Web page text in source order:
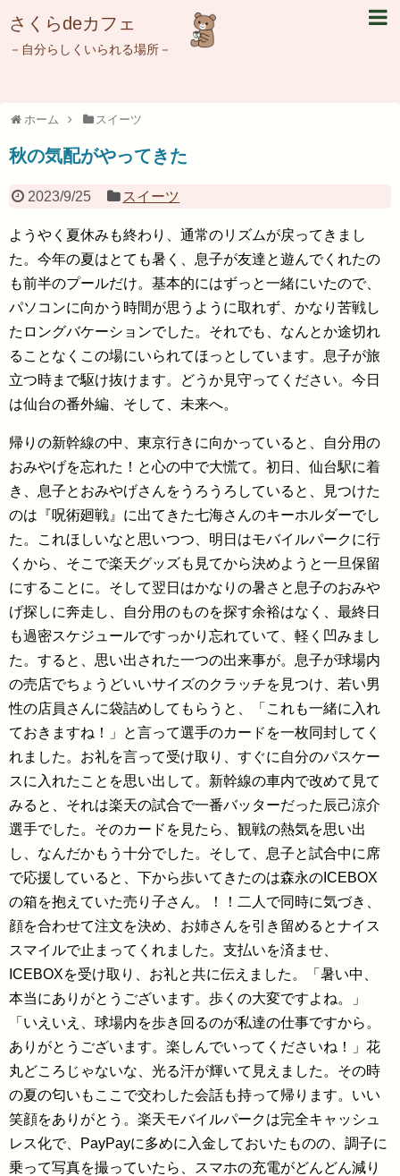
さくらdeカフェ
－自分らしくいられる場所－
ホーム スイーツ
秋の気配がやってきた
2023/9/25 スイーツ
ようやく夏休みも終わり、通常のリズムが戻ってきまし
た。今年の夏はとても暑く、息子が友達と遊んでくれたの
も前半のプールだけ。基本的にはずっと一緒にいたので、
パソコンに向かう時間が思うように取れず、かなり苦戦し
たロングバケーションでした。それでも、なんとか途切れ
ることなくこの場にいられてほっとしています。息子が旅
立つ時まで駆け抜けます。どうか見守ってください。今日
は仙台の番外編、そして、未来へ。
帰りの新幹線の中、東京行きに向かっていると、自分用の
おみやげを忘れた！と心の中で大慌て。初日、仙台駅に着
き、息子とおみやげさんをうろうろしていると、見つけた
のは『呪術廻戦』に出てきた七海さんのキーホルダーでし
た。これほしいなと思いつつ、明日はモバイルパークに行
くから、そこで楽天グッズも見てから決めようと一旦保留
にすることに。そして翌日はかなりの暑さと息子のおみや
げ探しに奔走し、自分用のものを探す余裕はなく、最終日
も過密スケジュールですっかり忘れていて、軽く凹みまし
た。すると、思い出された一つの出来事が。息子が球場内
の売店でちょうどいいサイズのクラッチを見つけ、若い男
性の店員さんに袋詰めしてもらうと、「これも一緒に入れ
ておきますね！」と言って選手のカードを一枚同封してく
れました。お礼を言って受け取り、すぐに自分のパスケー
スに入れたことを思い出して。新幹線の車内で改めて見て
みると、それは楽天の試合で一番バッターだった辰己涼介
選手でした。そのカードを見たら、観戦の熱気を思い出
し、なんだかもう十分でした。そして、息子と試合中に席
で応援していると、下から歩いてきたのは森永のICEBOX
の箱を抱えていた売り子さん。！！二人で同時に気づき、
顔を合わせて注文を決め、お姉さんを引き留めるとナイス
スマイルで止まってくれました。支払いを済ませ、
ICEBOXを受け取り、お礼と共に伝えました。「暑い中、
本当にありがとうございます。歩くの大変ですよね。」
「いえいえ、球場内を歩き回るのが私達の仕事ですから。
ありがとうございます。楽しんでいってくださいね！」花
丸どころじゃないな、光る汗が輝いて見えました。その時
の夏の匂いもここで交わした会話も持って帰ります。いい
笑顔をありがとう。楽天モバイルパークは完全キャッシュ
レス化で、PayPayに多めに入金しておいたものの、調子に
乗って写真を撮っていたら、スマホの充電がどんどん減り